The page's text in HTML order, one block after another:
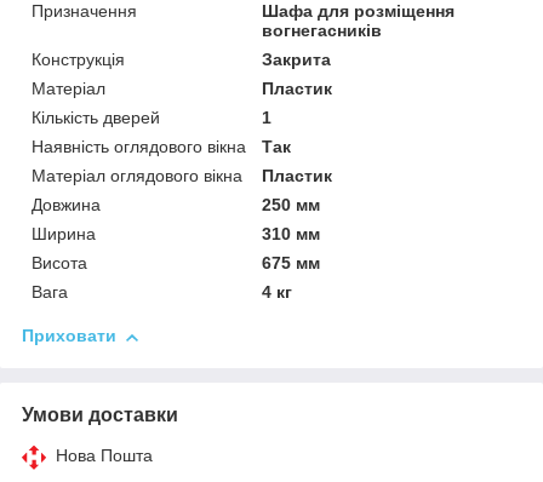
Призначення
Шафа для розміщення
вогнегасників
Конструкція
Закрита
Матеріал
Пластик
Кількість дверей
1
Наявність оглядового вікна
Так
Матеріал оглядового вікна
Пластик
Довжина
250 мм
Ширина
310 мм
Висота
675 мм
Вага
4 кг
Приховати
Умови доставки
Нова Пошта